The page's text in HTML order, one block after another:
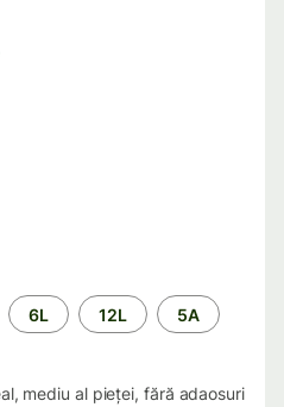
6L 12L 5A
mediu al pieței, fără adaosuri